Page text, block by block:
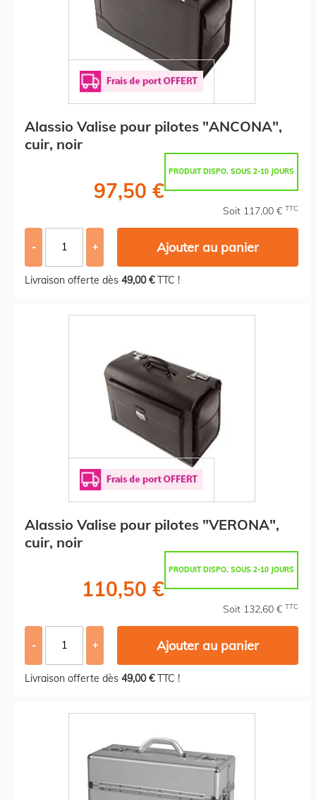
Alassio Valise pour pilotes "ANCONA",
cuir, noir
PRODUIT DISPO. SOUS 2-10 JOURS
97,50 €
Soit 117,00 € TTC
- + Ajouter au panier
Livraison offerte dès 49,00 €TTC !
Alassio Valise pour pilotes "VERONA",
cuir, noir
PRODUIT DISPO. SOUS 2-10 JOURS
110,50 €
Soit 132,60 € TTC
- + Ajouter au panier
Livraison offerte dès 49,00 €TTC !